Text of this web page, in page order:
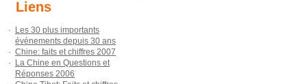
Liens
·
Les 30 plus importants
événements depuis 30 ans
· Chine: faits et chiffres 2007
·
La Chine en Questions et
Réponses 2006